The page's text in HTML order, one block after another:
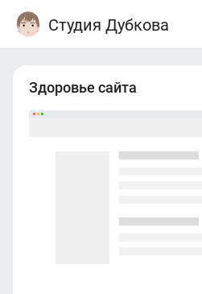
Студия Дубкова
Здоровье сайта